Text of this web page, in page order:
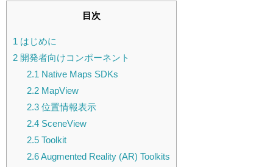
目次
1 はじめに
2 開発者向けコンポーネント
2.1 Native Maps SDKs
2.2MapView
2.3位置情報表示
2.4SceneView
2.5Toolkit
2.6Augmented Reality (AR) Toolkits